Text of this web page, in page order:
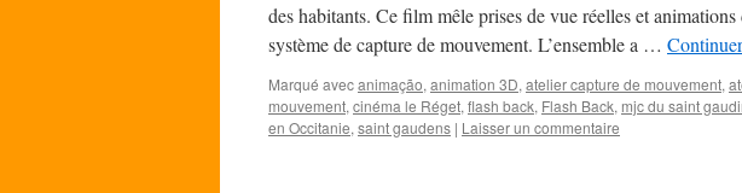
des habitants. Ce film mêle prises de vue réelles et
système de capture de mouvement. L’ensemble a …
Marqué avecanimação, animation 3D, atelier capture de mouvement,
mouvement, cinéma le Réget, flash back, Flash Back, mjc du saint
en Occitanie, saint gaudens | Laisser un commentaire